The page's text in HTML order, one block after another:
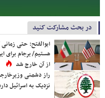
در بحث مشارکت کنید
ابوالفتح: حتی
هستیم/ برجام برای
از آن خارج شد
راز دشمنی
نزدیک به اسرائیل